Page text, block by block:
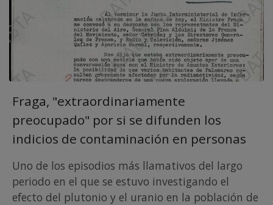
Fraga, "extraordinariamente
preocupado" por si se difunden los
indicios de contaminación en personas
Uno de los episodios más llamativos del largo
periodo en el que se estuvo investigando el
efecto del plutonio y el uranio en la población de